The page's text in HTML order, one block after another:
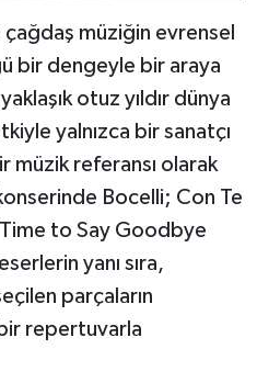
müziğin evrensel
bir dengeyle bir araya
otuz yıldır dünya
yalnızca bir sanatçı
müzik referansı olarak
Bocelli; Con Te
to Say Goodbye
yanı sıra,
parçaların
repertuvarla